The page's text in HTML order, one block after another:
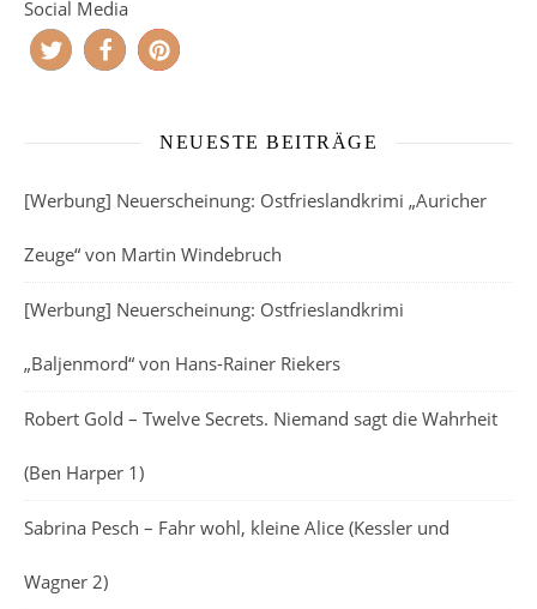
Social Media
NEUESTE BEITRÄGE
[Werbung] Neuerscheinung: Ostfrieslandkrimi „Auricher
Zeuge“ von Martin Windebruch
[Werbung] Neuerscheinung: Ostfrieslandkrimi
„Baljenmord“ von Hans-Rainer Riekers
Robert Gold – Twelve Secrets. Niemand sagt die Wahrheit
(Ben Harper 1)
Sabrina Pesch – Fahr wohl, kleine Alice (Kessler und
Wagner 2)